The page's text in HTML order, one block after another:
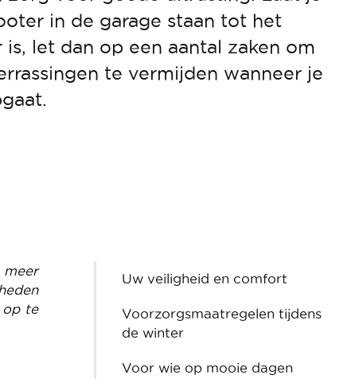
in de garage staan tot het
let dan op een aantal zaken om
te vermijden wanneer je
meer
op te
Uw veiligheid en comfort
Voorzorgsmaatregelen tijdens
de winter
Voor wie op mooie dagen